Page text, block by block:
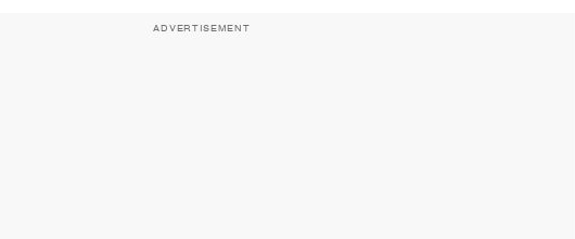
ADVERTISEMENT